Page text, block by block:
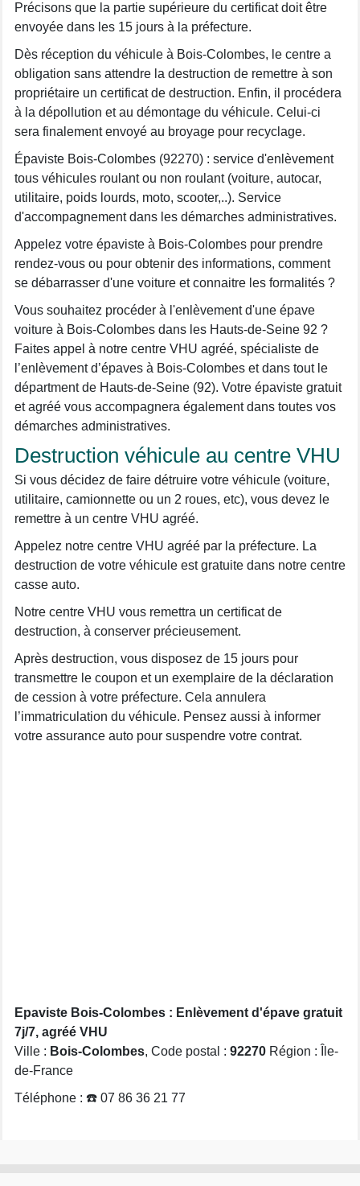
Précisons que la partie supérieure du certificat doit être
envoyée dans les 15 jours à la préfecture.
Dès réception du véhicule à Bois-Colombes, le centre a
obligation sans attendre la destruction de remettre à son
propriétaire un certificat de destruction. Enfin, il procédera
à la dépollution et au démontage du véhicule. Celui-ci
sera finalement envoyé au broyage pour recyclage.
Épaviste Bois-Colombes (92270) : service d'enlèvement
tous véhicules roulant ou non roulant (voiture, autocar,
utilitaire, poids lourds, moto, scooter,..). Service
d'accompagnement dans les démarches administratives.
Appelez votre épaviste à Bois-Colombes pour prendre
rendez-vous ou pour obtenir des informations, comment
se débarrasser d'une voiture et connaitre les formalités ?
Vous souhaitez procéder à l'enlèvement d'une épave
voiture à Bois-Colombes dans les Hauts-de-Seine 92 ?
Faites appel à notre centre VHU agréé, spécialiste de
l’enlèvement d’épaves à Bois-Colombes et dans tout le
départment de Hauts-de-Seine (92). Votre épaviste gratuit
et agréé vous accompagnera également dans toutes vos
démarches administratives.
Destruction véhicule au centre VHU
Si vous décidez de faire détruire votre véhicule (voiture,
utilitaire, camionnette ou un 2 roues, etc), vous devez le
remettre à un centre VHU agréé.
Appelez notre centre VHU agréé par la préfecture. La
destruction de votre véhicule est gratuite dans notre centre
casse auto.
Notre centre VHU vous remettra un certificat de
destruction, à conserver précieusement.
Après destruction, vous disposez de 15 jours pour
transmettre le coupon et un exemplaire de la déclaration
de cession à votre préfecture. Cela annulera
l’immatriculation du véhicule. Pensez aussi à informer
votre assurance auto pour suspendre votre contrat.
Epaviste Bois-Colombes : Enlèvement d'épave gratuit
7j/7, agréé VHU
Ville : Bois-Colombes, Code postal : 92270 Région : Île-
de-France
Téléphone : ☎️ 07 86 36 21 77